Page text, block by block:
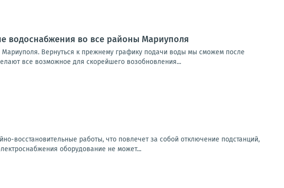
водоснабжения во все районы Мариуполя
Вернуться к прежнему графику подачи воды мы сможем после
все возможное для скорейшего возобновления...
восстановительные работы, что повлечет за собой отключение подстанций,
оборудование не может...